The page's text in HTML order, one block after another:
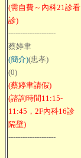
(需自費～內科21診看
診)
--------------------
蔡婷聿
(簡介)(忠孝)
(0)
(蔡婷聿請假)
(諮詢時間11:15-
11:45，2F內科16診
隔壁)
--------------------